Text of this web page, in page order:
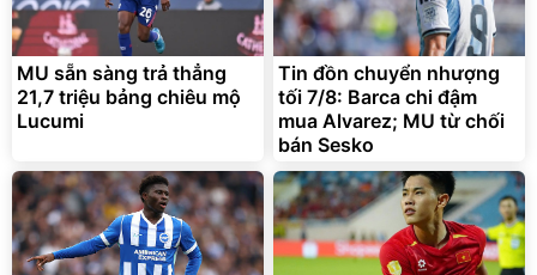
MU sẵn sàng trả thẳng
21,7 triệu bảng chiêu mộ
Lucumi
Tin đồn chuyển nhượng
tối 7/8: Barca chi đậm
mua Alvarez; MU từ chối
bán Sesko